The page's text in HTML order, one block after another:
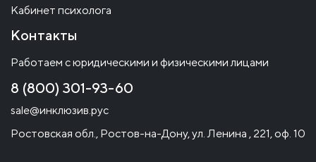
Кабинет психолога
Контакты
Работаем с юридическими и физическими лицами
8 (800) 301-93-60
sale@инклюзив.рус
Ростовская обл., Ростов-на-Дону, ул. Ленина , 221, оф. 10